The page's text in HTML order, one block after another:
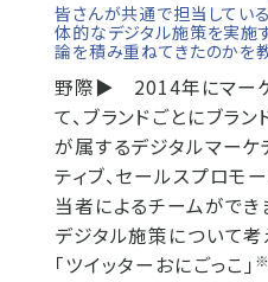
皆さんが共通で担当してい
体的なデジタル施策を実施
論を積み重ねてきたのかを教
野際▶ 2014年にマー
て、ブランドごとにブラ
が属するデジタルマーケ
ティブ、セールスプロモ
当者によるチームができ
デジタル施策について考
「ツイッターおにごっこ」